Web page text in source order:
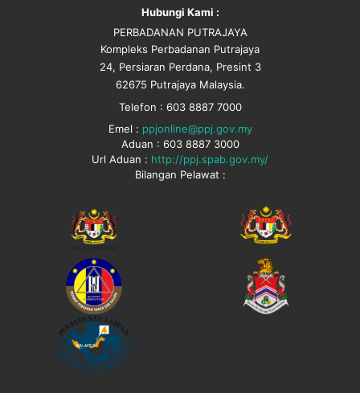
Hubungi Kami :
PERBADANAN PUTRAJAYA
Kompleks Perbadanan Putrajaya
24, Persiaran Perdana, Presint 3
62675 Putrajaya Malaysia.
Telefon : 603 8887 7000
Emel : ppjonline@ppj.gov.my
Aduan : 603 8887 3000
Url Aduan : http://ppj.spab.gov.my/
Bilangan Pelawat :